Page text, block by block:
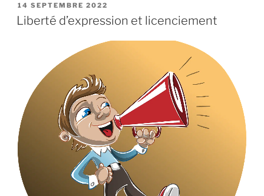
PUBLIÉ
LE
14 SEPTEMBRE 2022
Liberté d’expression et licenciement